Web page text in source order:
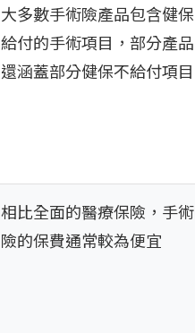
大多數手術險產品包含健保
給付的手術項目，部分產品
還涵蓋部分健保不給付項目
相比全面的醫療保險，手術
險的保費通常較為便宜